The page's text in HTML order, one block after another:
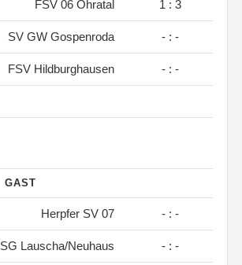
FSV 06 Ohratal 1 : 3
SV GW Gospenroda - : -
FSV Hildburghausen - : -
GAST
Herpfer SV 07 - : -
SG Lauscha/Neuhaus - : -